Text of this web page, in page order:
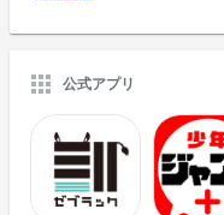
公式アプリ